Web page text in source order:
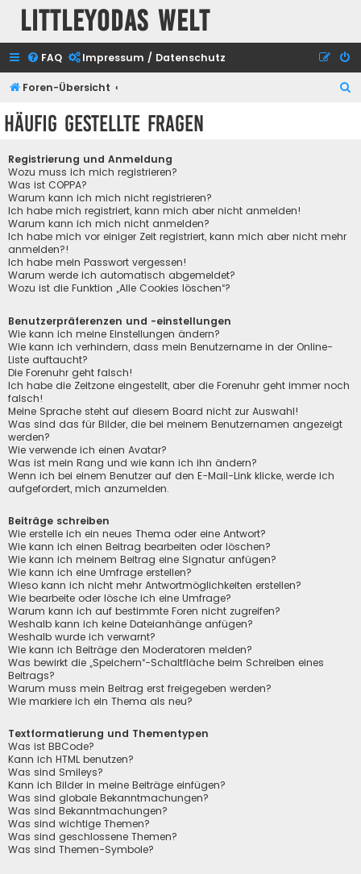
Littleyodas Welt
FAQ Impressum / Datenschutz
Foren-Übersicht
Häufig gestellte Fragen
Registrierung und Anmeldung
Wozu muss ich mich registrieren?
Was ist COPPA?
Warum kann ich mich nicht registrieren?
Ich habe mich registriert, kann mich aber nicht anmelden!
Warum kann ich mich nicht anmelden?
Ich habe mich vor einiger Zeit registriert, kann mich aber nicht mehr
anmelden?!
Ich habe mein Passwort vergessen!
Warum werde ich automatisch abgemeldet?
Wozu ist die Funktion „Alle Cookies löschen“?
Benutzerpräferenzen und -einstellungen
Wie kann ich meine Einstellungen ändern?
Wie kann ich verhindern, dass mein Benutzername in der Online-
Liste auftaucht?
Die Forenuhr geht falsch!
Ich habe die Zeitzone eingestellt, aber die Forenuhr geht immer noch
falsch!
Meine Sprache steht auf diesem Board nicht zur Auswahl!
Was sind das für Bilder, die bei meinem Benutzernamen angezeigt
werden?
Wie verwende ich einen Avatar?
Was ist mein Rang und wie kann ich ihn ändern?
Wenn ich bei einem Benutzer auf den E-Mail-Link klicke, werde ich
aufgefordert, mich anzumelden.
Beiträge schreiben
Wie erstelle ich ein neues Thema oder eine Antwort?
Wie kann ich einen Beitrag bearbeiten oder löschen?
Wie kann ich meinem Beitrag eine Signatur anfügen?
Wie kann ich eine Umfrage erstellen?
Wieso kann ich nicht mehr Antwortmöglichkeiten erstellen?
Wie bearbeite oder lösche ich eine Umfrage?
Warum kann ich auf bestimmte Foren nicht zugreifen?
Weshalb kann ich keine Dateianhänge anfügen?
Weshalb wurde ich verwarnt?
Wie kann ich Beiträge den Moderatoren melden?
Was bewirkt die „Speichern“-Schaltfläche beim Schreiben eines
Beitrags?
Warum muss mein Beitrag erst freigegeben werden?
Wie markiere ich ein Thema als neu?
Textformatierung und Thementypen
Was ist BBCode?
Kann ich HTML benutzen?
Was sind Smileys?
Kann ich Bilder in meine Beiträge einfügen?
Was sind globale Bekanntmachungen?
Was sind Bekanntmachungen?
Was sind wichtige Themen?
Was sind geschlossene Themen?
Was sind Themen-Symbole?